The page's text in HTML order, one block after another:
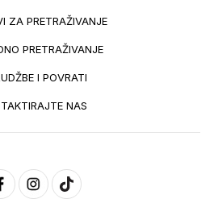
ZA PRETRAŽIVANJE
PRETRAŽIVANJE
I POVRATI
NAS